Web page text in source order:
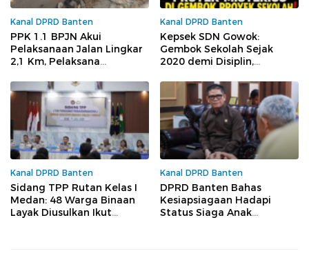
Kanal DPRD Banten
PPK 1.1 BPJN Akui
Pelaksanaan Jalan Lingkar
2,1 Km, Pelaksana
Pembagian Proyek Rp32,7
Miliar ke Pengusaha Lokal
Kanal DPRD Banten
Kepsek SDN Gowok:
Gembok Sekolah Sejak
2020 demi Disiplin,
Sembunyikan Sesuatu
Kanal DPRD Banten
Sidang TPP Rutan Kelas I
Medan: 48 Warga Binaan
Layak Diusulkan Ikut
Kanal DPRD Banten
DPRD Banten Bahas
Kesiapsiagaan Hadapi
Status Siaga Anak